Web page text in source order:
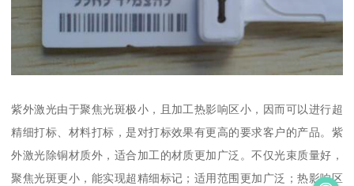
紫外激光由于聚焦光斑极小，且加工热影响区小，因而可以进行超
精细打标、材料打标，是对打标效果有更高的要求客户的产品。紫
外激光除铜材质外，适合加工的材质更加广泛。不仅光束质量好，
聚焦光斑更小，能实现超精细标记；适用范围更加广泛；热影响区